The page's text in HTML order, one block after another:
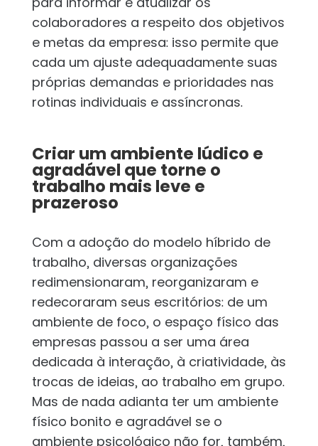
colaboradores a respeito dos objetivos
e metas da empresa: isso permite que
cada um ajuste adequadamente suas
próprias demandas e prioridades nas
rotinas individuais e assíncronas.
Criar um ambiente lúdico e
agradável que torne o
trabalho mais leve e
prazeroso
Com a adoção do modelo híbrido de
trabalho, diversas organizações
redimensionaram, reorganizaram e
redecoraram seus escritórios: de um
ambiente de foco, o espaço físico das
empresas passou a ser uma área
dedicada à interação, à criatividade, às
trocas de ideias, ao trabalho em grupo.
Mas de nada adianta ter um ambiente
físico bonito e agradável se o
ambiente psicológico não for, também,